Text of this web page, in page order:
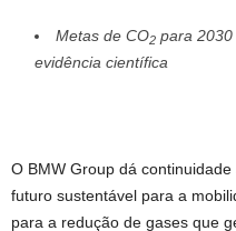
Metas de CO2 para 2030
evidência científica
O BMW Group dá
futuro sustentável para a
para a redução de gases que